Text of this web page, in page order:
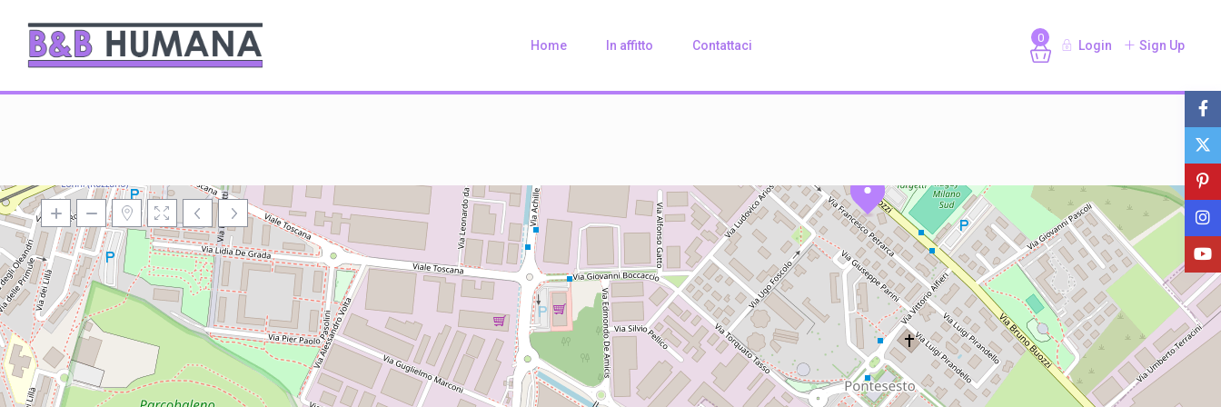
Home In affitto Contattaci
0
Login Sign Up
Loading Maps